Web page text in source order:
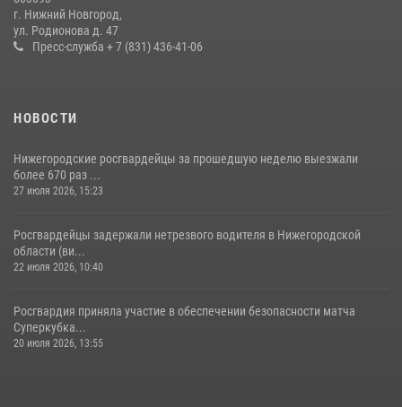
более 750 раз по сигналу «тревога»
13 июля 2026, 06:45
г. Нижний Новгород,
ул. Родионова д. 47
Пресс-служба + 7 (831) 436-41-06
НОВОСТИ
Нижегородские росгвардейцы за прошедшую неделю выезжали
более 670 раз ...
27 июля 2026, 15:23
Росгвардейцы задержали нетрезвого водителя в Нижегородской
области (ви...
22 июля 2026, 10:40
Росгвардия приняла участие в обеспечении безопасности матча
Суперкубка...
20 июля 2026, 13:55